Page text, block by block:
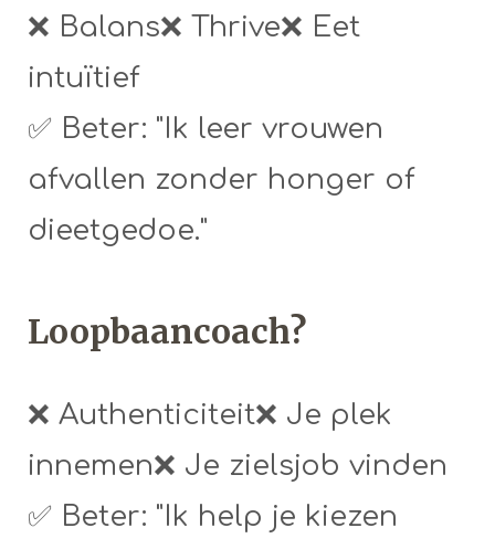
❌ Balans❌ Thrive❌ Eet
intuïtief
✅ Beter: "Ik leer vrouwen
afvallen zonder honger of
dieetgedoe."
Loopbaancoach?
❌ Authenticiteit❌ Je plek
innemen❌ Je zielsjob vinden
✅ Beter: "Ik help je kiezen